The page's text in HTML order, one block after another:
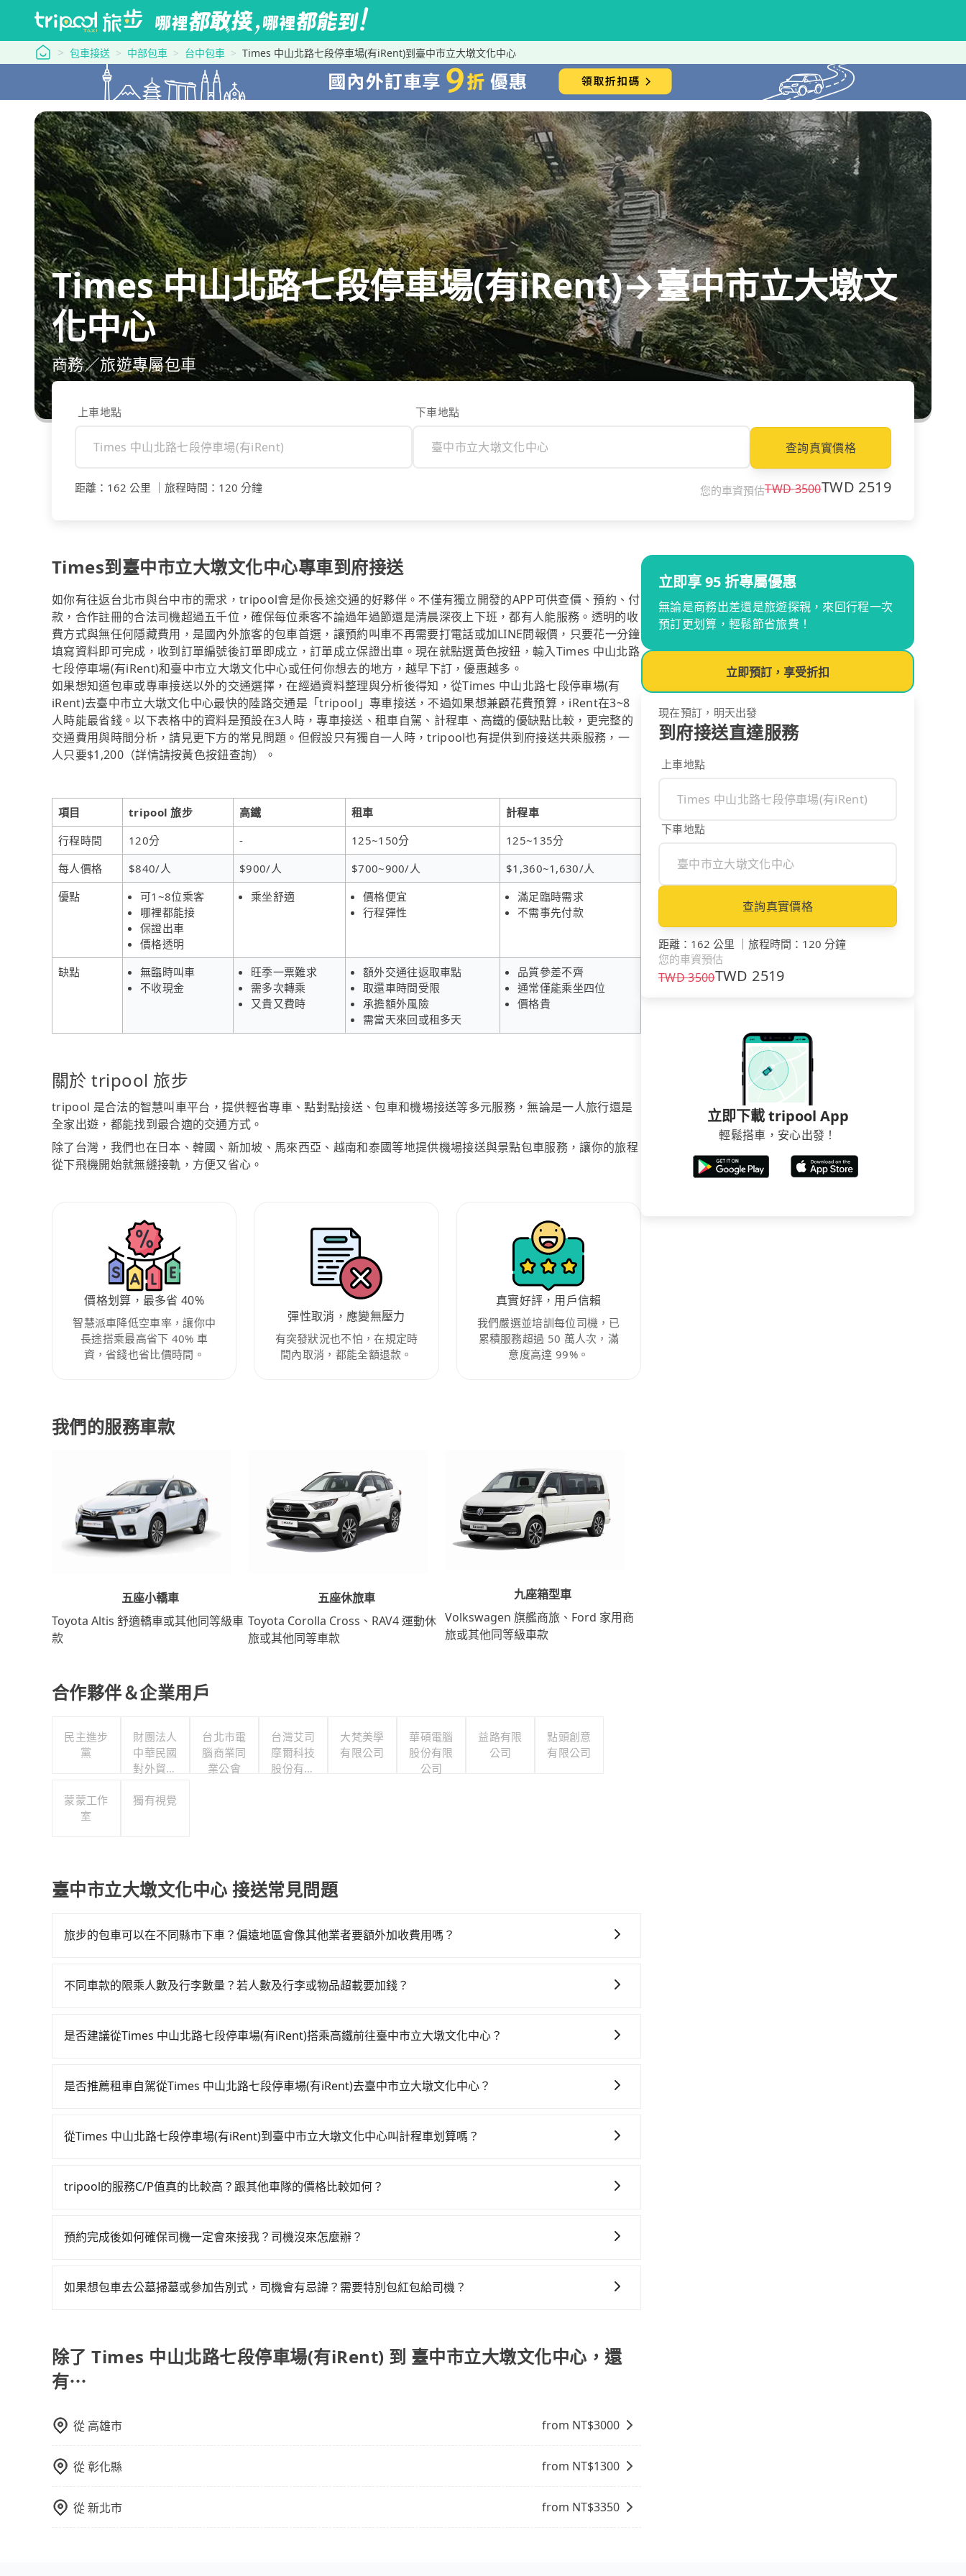
tripool 旅步
包車接送 中部包車 台中包車 Times 中山北路七段停車場(有iRent)到臺中市立大墩文化中心
Times 中山北路七段停車場(有iRent)→臺中市立大墩文
化中心
商務／旅遊專屬包車
上車地點 下車地點
查詢真實價格
距離 ： 162 公里 旅程時間 ： 120 分鐘 您的車資預估TWD3500TWD 2519
Times到臺中市立大墩文化中心專車到府接送
如你有往返台北市與台中市的需求，tripool會是你長途交通的好夥伴。不僅有獨立開發的APP可供查價、預約、付
款，合作註冊的合法司機超過五千位，確保每位乘客不論過年過節還是清晨深夜上下班，都有人能服務。透明的收
費方式與無任何隱藏費用，是國內外旅客的包車首選，讓預約叫車不再需要打電話或加LINE問報價，只要花一分鐘
填寫資料即可完成，收到訂單編號後訂單即成立，訂單成立保證出車。現在就點選黃色按鈕，輸入Times 中山北路
七段停車場(有iRent)和臺中市立大墩文化中心或任何你想去的地方，越早下訂，優惠越多。
如果想知道包車或專車接送以外的交通選擇，在經過資料整理與分析後得知，從Times 中山北路七段停車場(有
iRent)去臺中市立大墩文化中心最快的陸路交通是「tripool」專車接送，不過如果想兼顧花費預算，iRent在3~8
人時能最省錢。以下表格中的資料是預設在3人時，專車接送、租車自駕、計程車、高鐵的優缺點比較，更完整的
交通費用與時間分析，請見更下方的常見問題。但假設只有獨自一人時，tripool也有提供到府接送共乘服務，一
人只要$1,200（詳情請按黃色按鈕查詢）。
項目 tripool 旅步 高鐵 租車
計程車
行程時間
120分 - 125~150分
125~135分
每人價格
$840/人 $900/人 $700~900/人
$1,360~1,630/人
優點
可1~8位乘客
哪裡都能接
保證出車
價格透明
乘坐舒適
價格便宜
行程彈性
滿足臨時需求
不需事先付款
缺點
無臨時叫車
不收現金
旺季一票難求
需多次轉乘
又貴又費時
額外交通往返取車點
取還車時間受限
承擔額外風險
需當天來回或租多天
品質參差不齊
通常僅能乘坐四位
價格貴
關於 tripool 旅步
tripool 是合法的智慧叫車平台，提供輕省專車、點對點接送、包車和機場接送等多元服務，無論是一人旅行還是
全家出遊，都能找到最合適的交通方式。
除了台灣，我們也在日本、韓國、新加坡、馬來西亞、越南和泰國等地提供機場接送與景點包車服務，讓你的旅程
從下飛機開始就無縫接軌，方便又省心。
價格划算，最多省 40%
智慧派車降低空車率，讓你中
長途搭乘最高省下 40% 車
資，省錢也省比價時間。
彈性取消，應變無壓力
有突發狀況也不怕，在規定時
間內取消，都能全額退款。
真實好評，用戶信賴
我們嚴選並培訓每位司機，已
累積服務超過 50 萬人次，滿
意度高達 99%。
我們的服務車款
五座小轎車
Toyota Altis 舒適轎車或其他同等級車
款
五座休旅車
Toyota Corolla Cross、RAV4 運動休
旅或其他同等車款
九座箱型車
Volkswagen 旗艦商旅、Ford 家用商
旅或其他同等級車款
合作夥伴＆企業用戶
民主進步
黨
財團法人
中華民國
對外貿易
台北市電
腦商業同
業公會
台灣艾司
摩爾科技
股份有限
大梵美學
有限公司
華碩電腦
股份有限
公司
益路有限
公司
點頭創意
有限公司
蒙蒙工作
室
獨有視覺
臺中市立大墩文化中心 接送常見問題
旅步的包車可以在不同縣市下車？偏遠地區會像其他業者要額外加收費用嗎？
用，不會像其他業者那樣收取額外費用。但如果您需要前往的地點屬於高海拔山區等特殊地點，就可能會需要支
不同車款的限乘人數及行李數量？若人數及行李或物品超載要加錢？
行李與兩個30吋行李箱 五人座休旅車可乘坐四位乘客，並可攜帶四個隨身行李與三個30吋行李箱 九人座廂型車
是否建議從Times 中山北路七段停車場(有iRent)搭乘高鐵前往臺中市立大墩文化中心？
最早06:26一直到23:00，台北-台中一天最多有102班次高鐵可搭乘。假設從Times 中山北路七段停車場(有
鐵站，每人票價700元，再用10分鐘出站、等待車站前排班的計程車，搭上小黃後約花22分鐘、車費300元後，
選擇搭乘高鐵而不預約包車，不僅每人至少額外負擔60元車資，而且更會額外浪費15分鐘在轉乘與等車上，現在
是否推薦租車自駕從Times 中山北路七段停車場(有iRent)去臺中市立大墩文化中心？
天就要來回，那在台北路邊可隨租隨借的iRent應該是你最便宜選擇。註冊完iRent的app後，可以每小時
eTag和可能的每小時40元路邊停車費用預估進去，但額外的汽車保險與可能的罰單都需自付。再者，和運的
遺留的垃圾或者撞凹的車門仍未被修理，每一次租車都好像在開樂透一樣。另外，偶爾也會遇到明明已經預約了
點與你的上下車地點仍有段距離，在遇到下雨天或者載行李時，就顯得非常不便。
從Times 中山北路七段停車場(有iRent)到臺中市立大墩文化中心叫計程車划算嗎？
到車，也可考慮打電話至附近的計程車隊，如天使計程車、博全交通、小傑CHIEH車隊等叫車看看。依照里程跳
tripool的服務C/P值真的比較高？跟其他車隊的價格比較如何？
的台灣大車隊、大都會、LINE Taxi、Uber，機場接送則有肯驛、全鋒、格上租車、和運租車，包車旅遊則是
力，能以市價7~8折提供專車到府服務，是絕大多數乘客出行的最佳選擇。
預約完成後如何確保司機一定會來接我？司機沒來怎麼辦？
提供司機的姓名、電話、車牌、車型等資訊，如在約定好的時間與上車地點沒有看到司機，可主動電話聯繫，可
如果想包車去公墓掃墓或參加告別式，司機會有忌諱？需要特別包紅包給司機？
議。此外，是否需要給司機紅包或小費，則可以由您自行決定。不過，建議可事先詢問司機是否接受。」
除了 Times 中山北路七段停車場(有iRent) 到 臺中市立大墩文化中心，還
有⋯
從 高雄市 from NT$3000
從彰化縣 from NT$1300
從新北市 from NT$3350
立即享 95 折專屬優惠
無論是商務出差還是旅遊探親，來回行程一次
預訂更划算，輕鬆節省旅費！
立即預訂，享受折扣
現在預訂，明天出發
到府接送直達服務
上車地點
下車地點
查詢真實價格
距離 ： 162 公里 ｜ 旅程時間 ： 120 分鐘
您的車資預估
TWD3500TWD 2519
立即下載 tripool App
輕鬆搭車，安心出發！